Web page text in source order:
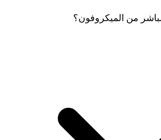
من الميكروفون؟